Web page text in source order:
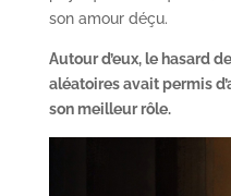
son amour déçu.
Autour d’eux, le hasard
aléatoires avait permis
son meilleur rôle.